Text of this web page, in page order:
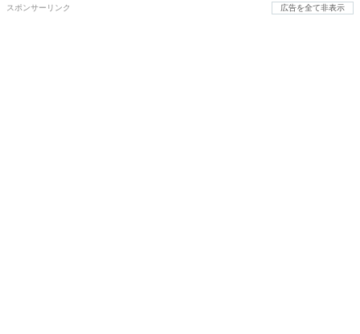
スポンサーリンク 広告を全て非表示